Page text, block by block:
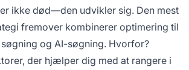
ikke død—den udvikler sig. Den mest
fremover kombinerer optimering til
og AI-søgning. Hvorfor?
der hjælper dig med at rangere i